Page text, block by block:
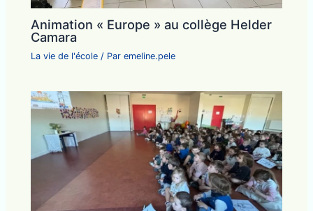
Animation « Europe » au collège Helder
Camara
La vie de l'école / Paremeline.pele